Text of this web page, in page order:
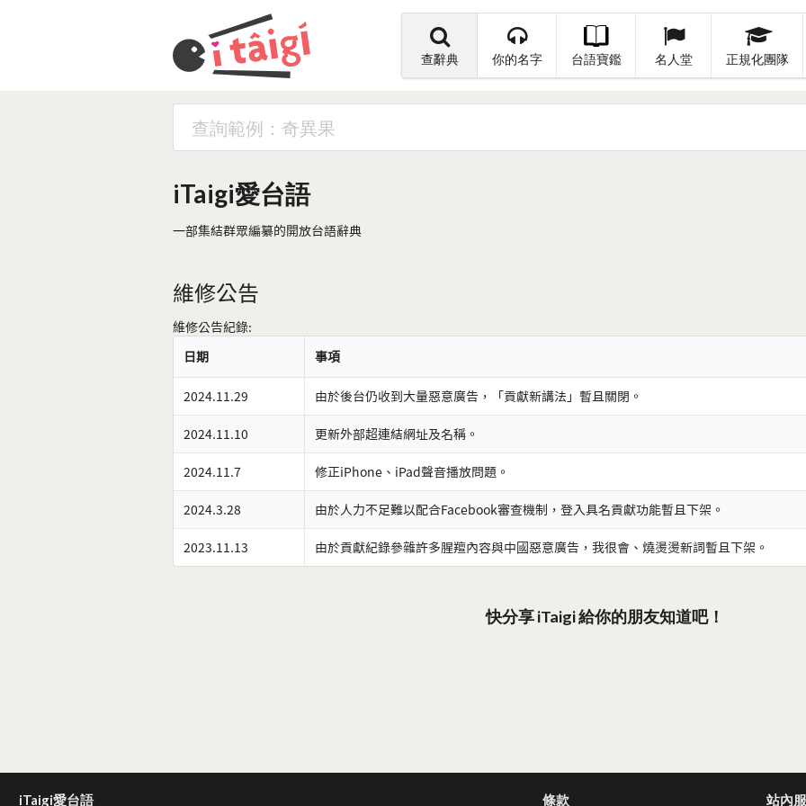
查辭典 你的名字 台語寶鑑 名人堂 正規化團隊
iTaigi愛台語
一部集結群眾編纂的開放台語辭典
維修公告
維修公告紀錄:
日期
事項
2024.11.29 由於後台仍收到大量惡意廣告，「貢獻新講法」暫且關閉。
2024.11.10 更新外部超連結網址及名稱。
2024.11.7 修正iPhone、iPad聲音播放問題。
2024.3.28 由於人力不足難以配合Facebook審查機制，登入具名貢獻功能暫且下架。
2023.11.13 由於貢獻紀錄參雜許多腥羶內容與中國惡意廣告，我很會、燒燙燙新詞暫且下架。
快分享 iTaigi 給你的朋友知道吧！
iTaigi愛台語 條款 站內